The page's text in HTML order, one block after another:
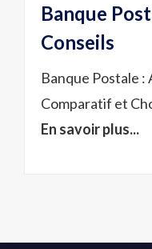
Banque
Conseils
Banque Postale
Comparatif et
En savoir plus...